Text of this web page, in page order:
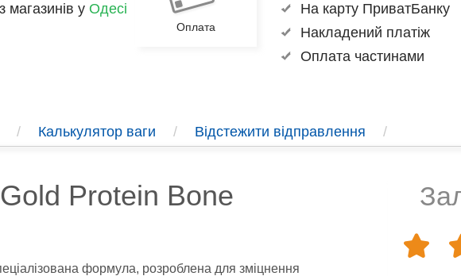
магазинів у Одесі
Оплата
На карту ПриватБанку
Накладений платіж
Оплата частинами
/ Калькулятор ваги / Відстежити відправлення /
Protein Bone
формула, розроблена для зміцнення